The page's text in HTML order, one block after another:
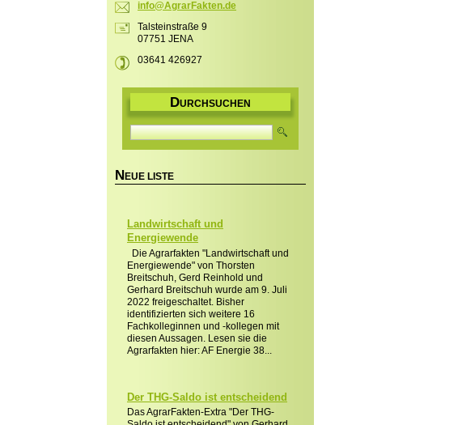
info@AgrarFakten.de
Talsteinstraße 9
07751 JENA
03641 426927
DURCHSUCHEN
NEUE LISTE
Landwirtschaft und
Energiewende
Die Agrarfakten "Landwirtschaft und
Energiewende" von Thorsten
Breitschuh, Gerd Reinhold und
Gerhard Breitschuh wurde am 9. Juli
2022 freigeschaltet. Bisher
identifizierten sich weitere 16
Fachkolleginnen und -kollegen mit
diesen Aussagen. Lesen sie die
Agrarfakten hier: AF Energie 38...
Der THG-Saldo ist entscheidend
Das AgrarFakten-Extra "Der THG-